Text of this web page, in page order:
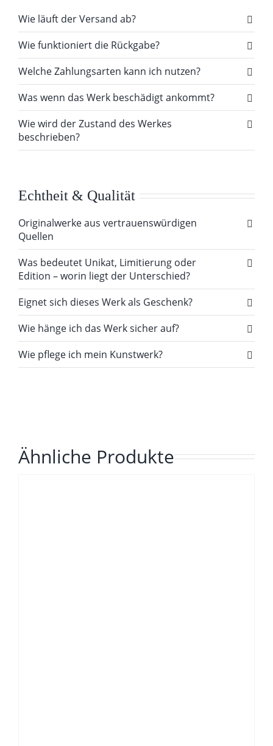
Wie läuft der Versand ab?
Wie funktioniert die Rückgabe?
Welche Zahlungsarten kann ich nutzen?
Was wenn das Werk beschädigt ankommt?
Wie wird der Zustand des Werkes
beschrieben?
Echtheit & Qualität
Originalwerke aus vertrauenswürdigen
Quellen
Was bedeutet Unikat, Limitierung oder
Edition – worin liegt der Unterschied?
Eignet sich dieses Werk als Geschenk?
Wie hänge ich das Werk sicher auf?
Wie pflege ich mein Kunstwerk?
Ähnliche Produkte